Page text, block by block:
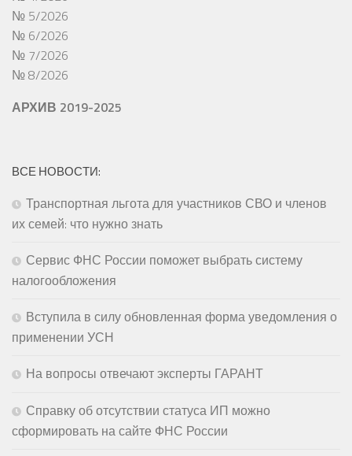
№ 5/2026
№ 6/2026
№ 7/2026
№ 8/2026
АРХИВ 2019-2025
ВСЕ НОВОСТИ:
Транспортная льгота для участников СВО и членов
их семей: что нужно знать
Сервис ФНС России поможет выбрать систему
налогообложения
Вступила в силу обновленная форма уведомления о
применении УСН
На вопросы отвечают эксперты ГАРАНТ
Справку об отсутствии статуса ИП можно
сформировать на сайте ФНС России